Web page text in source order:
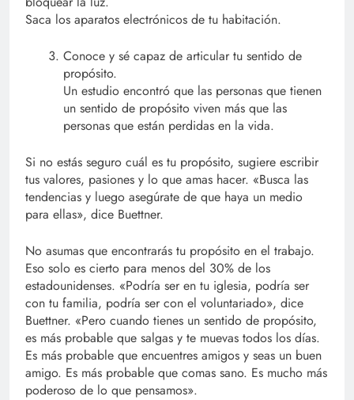
Saca los aparatos electrónicos de tu habitación.
Conoce y sé capaz de articular tu sentido de
propósito.
Un estudio encontró que las personas que tienen
un sentido de propósito viven más que las
personas que están perdidas en la vida.
Si no estás seguro cuál es tu propósito, sugiere escribir
tus valores, pasiones y lo que amas hacer. «Busca las
tendencias y luego asegúrate de que haya un medio
para ellas», dice Buettner.
No asumas que encontrarás tu propósito en el trabajo.
Eso solo es cierto para menos del 30% de los
estadounidenses. «Podría ser en tu iglesia, podría ser
con tu familia, podría ser con el voluntariado», dice
Buettner. «Pero cuando tienes un sentido de propósito,
es más probable que salgas y te muevas todos los días.
Es más probable que encuentres amigos y seas un buen
amigo. Es más probable que comas sano. Es mucho más
poderoso de lo que pensamos».